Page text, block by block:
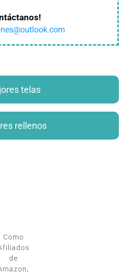
telas
rellenos
Como
de